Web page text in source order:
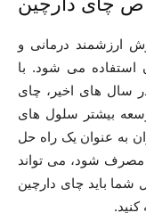
ارزشمند درمانی و
استفاده می شود. با
سال های اخیر، چای
بیشتر سلول های
به عنوان یک راه حل
مصرف شود، می تواند
باید چای دارچین